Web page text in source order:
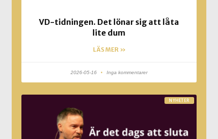
VD-tidningen. Det lönar sig att låta
lite dum
LÄS MER »
2026-05-16 Inga kommentarer
NYHETER